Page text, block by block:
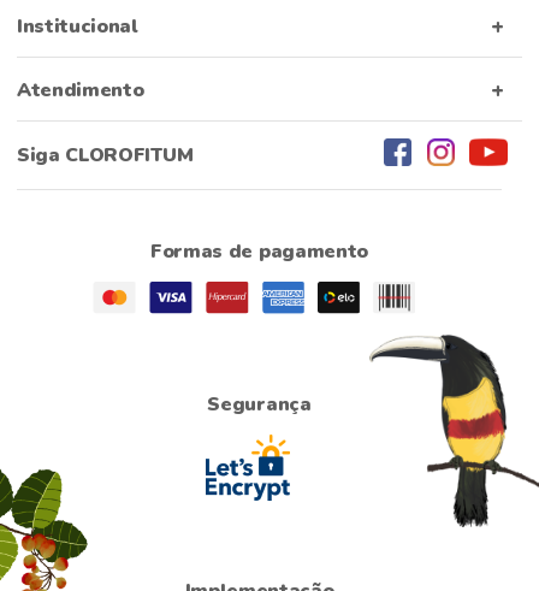
Institucional
Atendimento
Siga CLOROFITUM
Formas de pagamento
Segurança